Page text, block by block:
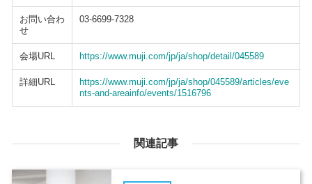
お問い合わ
せ
03-6699-7328
会場URL https://www.muji.com/jp/ja/shop/detail/045589
詳細URL
https://www.muji.com/jp/ja/shop/045589/articles/eve
nts-and-areainfo/events/1516796
関連記事